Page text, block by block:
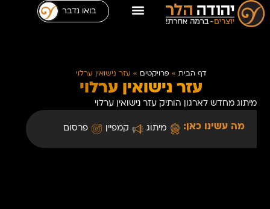
בואו נדבר
דף הבית » פרויקטים » עזר נישואין ערלוי
עזר נישואין ערלוי
מיתוג מחדש לארגון הותיק עזר נישואין ערלוי
מה עשינו כאן: מיתוג קמפיין פרסום